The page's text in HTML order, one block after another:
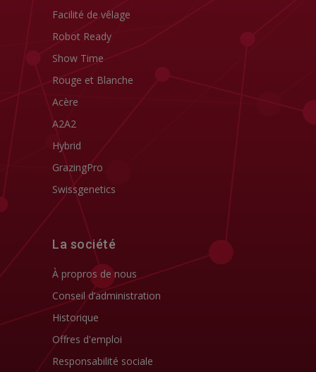
Facilité de vêlage
Robot Ready
Show Time
Rouge et Blanche
Acère
A2A2
Hybrid
GrazingPro
Swissgenetics
La société
À propros de nous
Conseil d’administration
Historique
Offres d'emploi
Responsabilité sociale